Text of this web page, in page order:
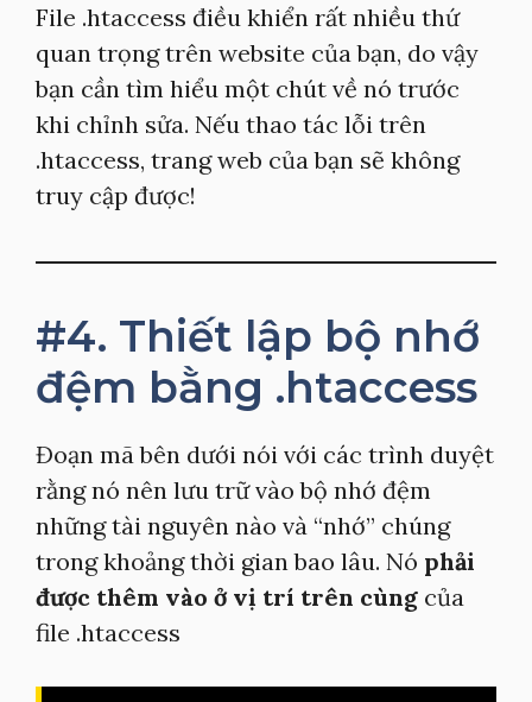
File .htaccess điều khiển rất nhiều thứ
quan trọng trên website của bạn, do vậy
bạn cần tìm hiểu một chút về nó trước
khi chỉnh sửa. Nếu thao tác lỗi trên
.htaccess, trang web của bạn sẽ không
truy cập được!
#4. Thiết lập bộ nhớ
đệm bằng .htaccess
Đoạn mã bên dưới nói với các trình duyệt
rằng nó nên lưu trữ vào bộ nhớ đệm
những tài nguyên nào và “nhớ” chúng
trong khoảng thời gian bao lâu. Nó phải
được thêm vào ở vị trí trên cùng của
file .htaccess